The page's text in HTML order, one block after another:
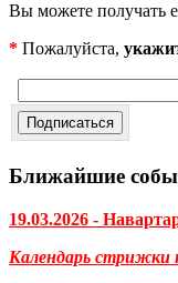
Вы можете получать
* Пожалуйста,
Ближайшие
19.03.2026 -
Календарь стрижки